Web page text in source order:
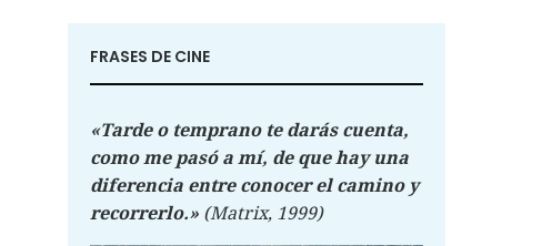
FRASES DE CINE
«Tarde o temprano te darás cuenta,
como me pasó a mí, de que hay una
diferencia entre conocer el camino y
recorrerlo.» (Matrix, 1999)